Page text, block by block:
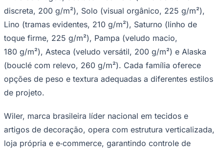
São Paulo
discreta, 200 g/m²), Solo (visual orgânico, 225 g/m²),
Lino (tramas evidentes, 210 g/m²), Saturno (linho de
toque firme, 225 g/m²), Pampa (veludo macio,
180 g/m²), Asteca (veludo versátil, 200 g/m²) e Alaska
(bouclé com relevo, 260 g/m²). Cada família oferece
opções de peso e textura adequadas a diferentes estilos
de projeto.
Wiler, marca brasileira líder nacional em tecidos e
artigos de decoração, opera com estrutura verticalizada,
loja própria e e‑commerce, garantindo controle de